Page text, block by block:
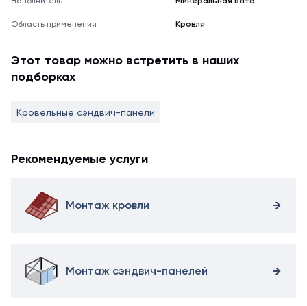
Область применения Кровля
Этот товар можно встретить в наших
подборках
Кровельные сэндвич-панели
Рекомендуемые услуги
Монтаж кровли
Монтаж сэндвич-панелей